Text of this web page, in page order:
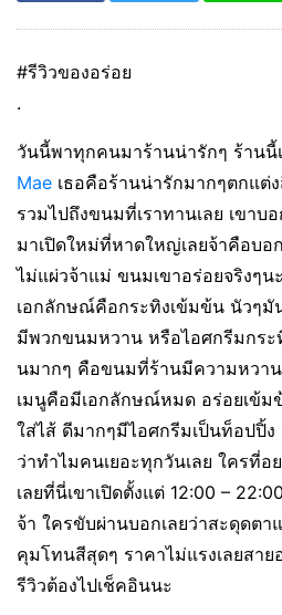
#รีวิวของอร่อย
.
วันนี้พาทุกคนมาร้านน่ารักๆ ร้านนี้
Mae เธอคือร้านน่ารักมากๆตกแต่
รวมไปถึงขนมที่เราทานเลย เขาบ
มาเปิดใหม่ที่หาดใหญ่เลยจ้าคือบ
ไม่แผ่วจ้าแม่ ขนมเขาอร่อยจริงๆน
เอกลักษณ์คือกระทิงเข้มข้น นัวๆมั
มีพวกขนมหวาน หรือไอศกรีมกระ
นมากๆ คือขนมที่ร้านมีความหวาน
เมนูคือมีเอกลักษณ์หมด อร่อยเข้
ใส่ไส้ ดีมากๆมีไอศกรีมเป็นท็อปปิ้ง
ว่าทำไมคนเยอะทุกวันเลย ใครที่
เลยที่นี่เขาเปิดตั้งแต่ 12:00 –
จ้า ใครขับผ่านบอกเลยว่าสะดุดต
คุมโทนสีสุดๆ ราคาไม่แรงเลยสา
รีวิวต้องไปเช็คอินนะ